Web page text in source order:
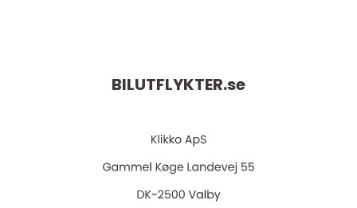
BILUTFLYKTER.se